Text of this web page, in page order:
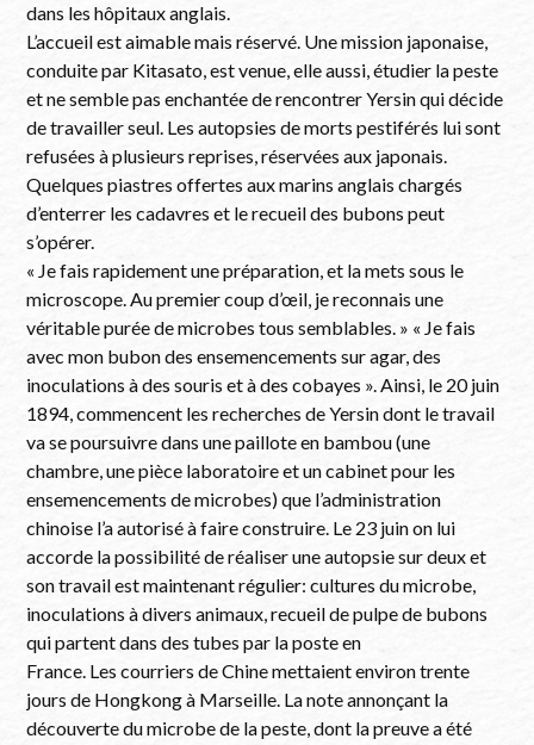
dans les hôpitaux anglais.
L’accueil est aimable mais réservé. Une mission japonaise,
conduite par Kitasato, est venue, elle aussi, étudier la peste
et ne semble pas enchantée de rencontrer Yersin qui décide
de travailler seul. Les autopsies de morts pestiférés lui sont
refusées à plusieurs reprises, réservées aux japonais.
Quelques piastres offertes aux marins anglais chargés
d’enterrer les cadavres et le recueil des bubons peut
s’opérer.
« Je fais rapidement une préparation, et la mets sous le
microscope. Au premier coup d’œil, je reconnais une
véritable purée de microbes tous semblables. » « Je fais
avec mon bubon des ensemencements sur agar, des
inoculations à des souris et à des cobayes ». Ainsi, le 20 juin
1894, commencent les recherches de Yersin dont le travail
va se poursuivre dans une paillote en bambou (une
chambre, une pièce laboratoire et un cabinet pour les
ensemencements de microbes) que l’administration
chinoise l’a autorisé à faire construire. Le 23 juin on lui
accorde la possibilité de réaliser une autopsie sur deux et
son travail est maintenant régulier: cultures du microbe,
inoculations à divers animaux, recueil de pulpe de bubons
qui partent dans des tubes par la poste en
France. Les courriers de Chine mettaient environ trente
jours de Hongkong à Marseille. La note annonçant la
découverte du microbe de la peste, dont la preuve a été